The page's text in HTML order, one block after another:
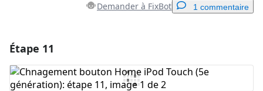
Demander à FixBot 1 commentaire
Ajouter un commentaire
Étape 11